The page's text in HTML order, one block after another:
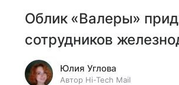
Облик «Валеры»
сотрудников
Юлия Углова
Автор Hi-Tech Mail